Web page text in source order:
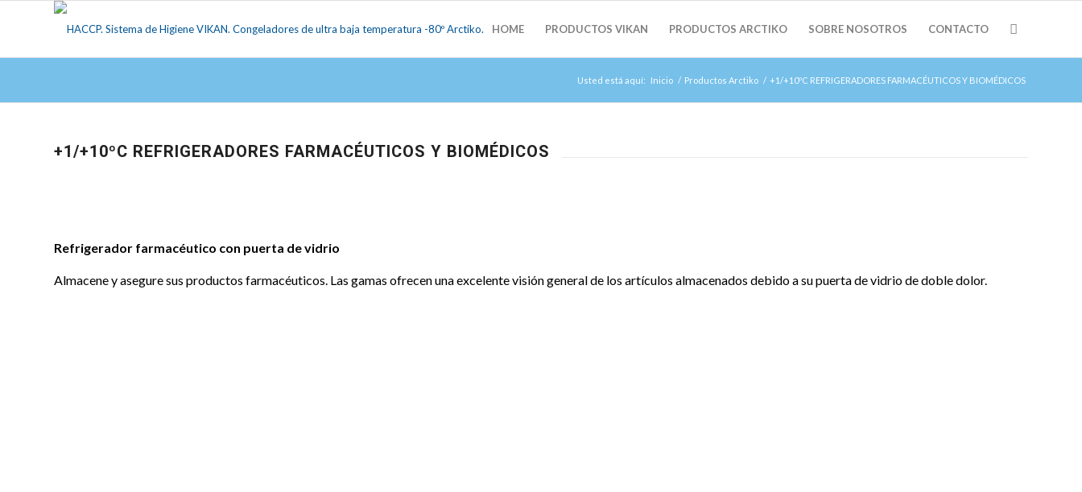
HOME PRODUCTOS VIKAN PRODUCTOS ARCTIKO SOBRE NOSOTROS CONTACTO
Usted está aquí: Inicio / Productos Arctiko / +1/+10ºC REFRIGERADORES FARMACÉUTICOS Y BIOMÉDICOS
+1/+10ºC REFRIGERADORES FARMACÉUTICOS Y BIOMÉDICOS
Refrigerador farmacéutico con puerta de vidrio
Almacene y asegure sus productos farmacéuticos. Las gamas ofrecen una excelente visión general de los artículos almacenados debido a su puerta de vidrio de doble dolor.